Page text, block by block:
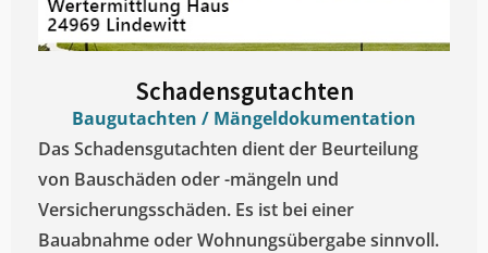
Schadensgutachten
Baugutachten / Mängeldokumentation
Das Schadensgutachten dient der Beurteilung
von Bauschäden oder -mängeln und
Versicherungsschäden. Es ist bei einer
Bauabnahme oder Wohnungsübergabe sinnvoll.